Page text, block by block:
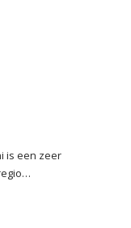
is een zeer
in het grieks